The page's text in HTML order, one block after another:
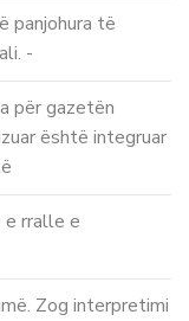
panjohura të
-
për gazetën
është integruar
e rralle e
Zog interpretimi